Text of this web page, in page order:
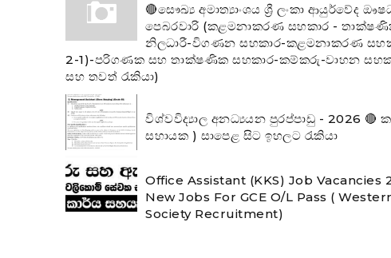
🔴සෞඛ්‍ය අමාත්‍යාංශය ශ්‍රී ලංකා ආයුර්වේද
පෙබරවාරි (කළමනාකරණ සහකාර -
නිලධාරී-විගණන සහකාර-කළමනාකරණ
2-1)-පරිගණක සහ තාක්ෂණික සහකාර-කම්කරු-වාහන
සහ තවත් රැකියා)
විශ්වවිද්‍යාල අනධ්‍යයන පුරප්පාඩු - 2026 🔴
සහායක ) සාපෙළ සිට ඉහලට රැකියා
Office Assistant (KKS) Job
New Jobs For GCE O/L Pass (
Society Recruitment)